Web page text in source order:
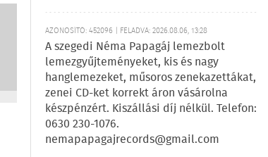
AZONOSÍTÓ: 452096 | FELADVA: 2026.08.06, 13:28
A szegedi Néma Papagáj lemezbolt
lemezgyűjteményeket, kis és nagy
hanglemezeket, műsoros zenekazettákat,
zenei CD-ket korrekt áron vásárolna
készpénzért. Kiszállási díj nélkül. Telefon:
0630 230-1076.
nemapapagajrecords@gmail.com